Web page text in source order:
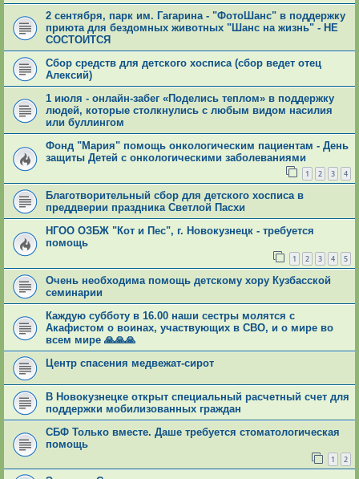
2 сентября, парк им. Гагарина - "ФотоШанс" в поддержку
приюта для бездомных животных "Шанс на жизнь" - НЕ
СОСТОИТСЯ
Сбор средств для детского хосписа (сбор ведет отец
Алексий)
1 июля - онлайн-забег «Поделись теплом» в поддержку
людей, которые столкнулись с любым видом насилия
или буллингом
Фонд "Мария" помощь онкологическим пациентам - День
защиты Детей с онкологическими заболеваниями
1 2 3 4
Благотворительный сбор для детского хосписа в
преддверии праздника Светлой Пасхи
НГОО ОЗБЖ "Кот и Пес", г. Новокузнецк - требуется
помощь
1 2 3 4 5
Очень необходима помощь детскому хору Кузбасской
семинарии
Каждую субботу в 16.00 наши сестры молятся с
Акафистом о воинах, участвующих в СВО, и о мире во
всем мире 🙏🙏🙏
Центр спасения медвежат-сирот
В Новокузнецке открыт специальный расчетный счет для
поддержки мобилизованных граждан
СБФ Только вместе. Даше требуется стоматологическая
помощь
1 2